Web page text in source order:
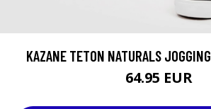
KAZANE TETON NATURALS
64.95 EUR